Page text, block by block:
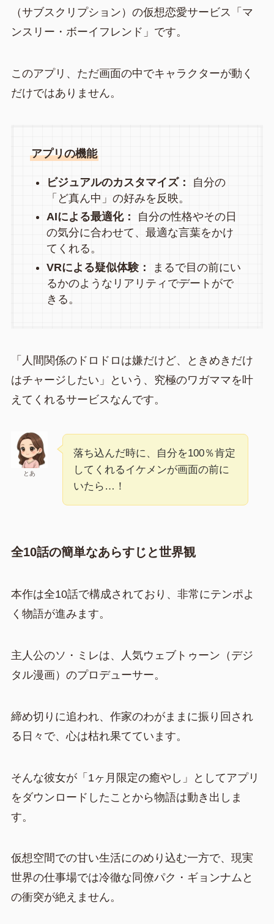
（サブスクリプション）の仮想恋愛サービス「マ
ンスリー・ボーイフレンド」です。
このアプリ、ただ画面の中でキャラクターが動く
だけではありません。
アプリの機能
ビジュアルのカスタマイズ：
自分の
「ど真ん中」の好みを反映。
AIによる最適化：
自分の性格やその日
の気分に合わせて、最適な言葉をかけ
てくれる。
VRによる疑似体験：
まるで目の前にい
るかのようなリアリティでデートがで
きる。
「人間関係のドロドロは嫌だけど、ときめきだけ
はチャージしたい」という、究極のワガママを叶
えてくれるサービスなんです。
とあ
落ち込んだ時に、自分を100％肯定
してくれるイケメンが画面の前に
いたら…！
全10話の簡単なあらすじと世界観
本作は全10話で構成されており、非常にテンポよ
く物語が進みます。
主人公のソ・ミレは、人気ウェブトゥーン（デジ
タル漫画）のプロデューサー。
締め切りに追われ、作家のわがままに振り回され
る日々で、心は枯れ果てています。
そんな彼女が「1ヶ月限定の癒やし」としてアプリ
をダウンロードしたことから物語は動き出しま
す。
仮想空間での甘い生活にのめり込む一方で、現実
世界の仕事場では冷徹な同僚パク・ギョンナムと
の衝突が絶えません。